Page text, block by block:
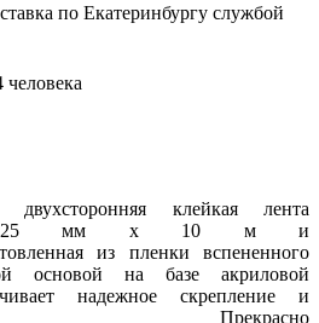
по Екатеринбургу службой
человека
клейкая лента
25 мм х 10 м и
из пленки вспененного
основой на базе акриловой
надежное скрепление и
Прекрасно